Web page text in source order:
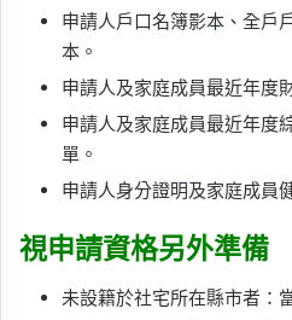
申請人戶口名簿影本、全戶
本。
申請人及家庭成員最近年度
申請人及家庭成員最近年度
單。
申請人身分證明及家庭成員
視申請資格另外準備
未設籍於社宅所在縣市者：